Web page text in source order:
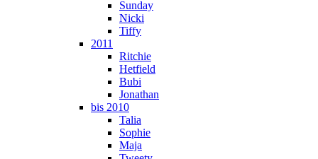
Sunday
Nicki
Tiffy
2011
Ritchie
Hetfield
Bubi
Jonathan
bis 2010
Talia
Sophie
Maja